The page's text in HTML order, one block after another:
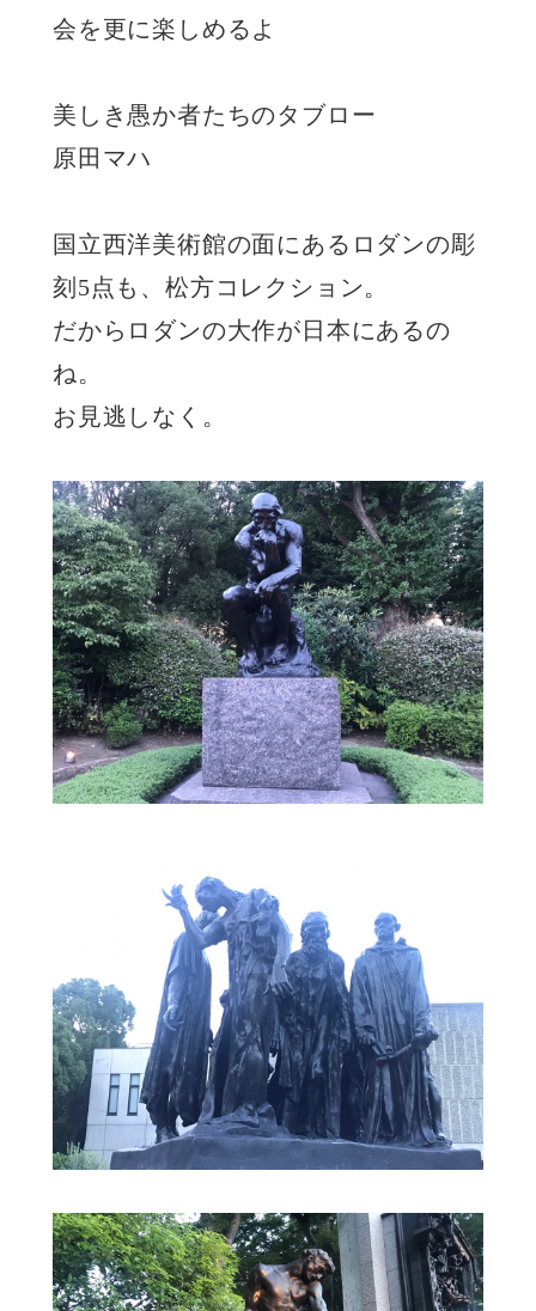
会を更に楽しめるよ
美しき愚か者たちのタブロー
原田マハ
国立西洋美術館の面にあるロダンの彫
刻5点も、松方コレクション。
だからロダンの大作が日本にあるの
ね。
お見逃しなく。